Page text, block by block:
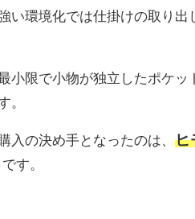
い環境化では仕掛けの取り
小限で小物が独立したポケッ
。
入の決め手となったのは、 ヒ
す。